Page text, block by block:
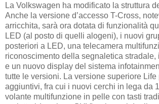
La Volkswagen ha modificato la struttura
Anche la versione d’accesso T-Cross,
arricchita, sarà ora dotata di funzionalità
LED (al posto di quelli alogeni), i nuovi
posteriori a LED, una telecamera
riconoscimento della segnaletica
e un nuovo display del sistema
tutte le versioni. La versione superiore Life
aggiuntivi, fra cui i nuovi cerchi in lega da
volante multifunzione in pelle con tasti